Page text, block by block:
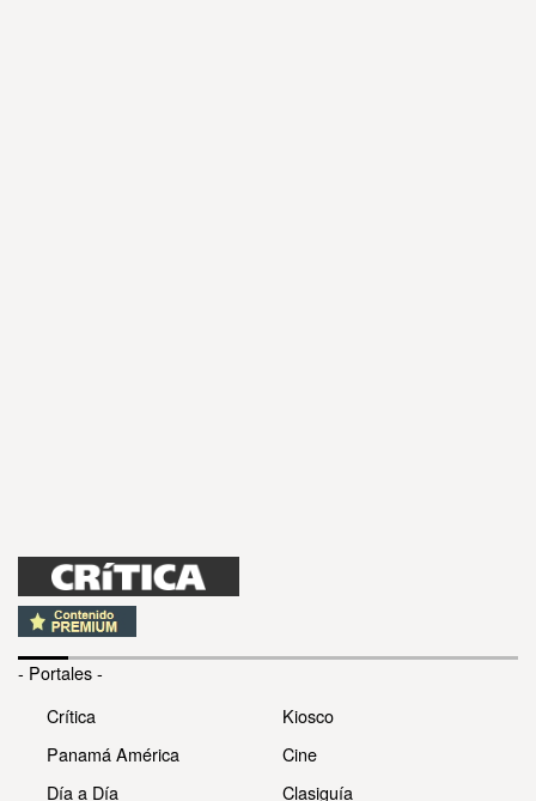
- Portales -
Crítica
Panamá América
Día a Día
Kiosco
Cine
Clasiguía